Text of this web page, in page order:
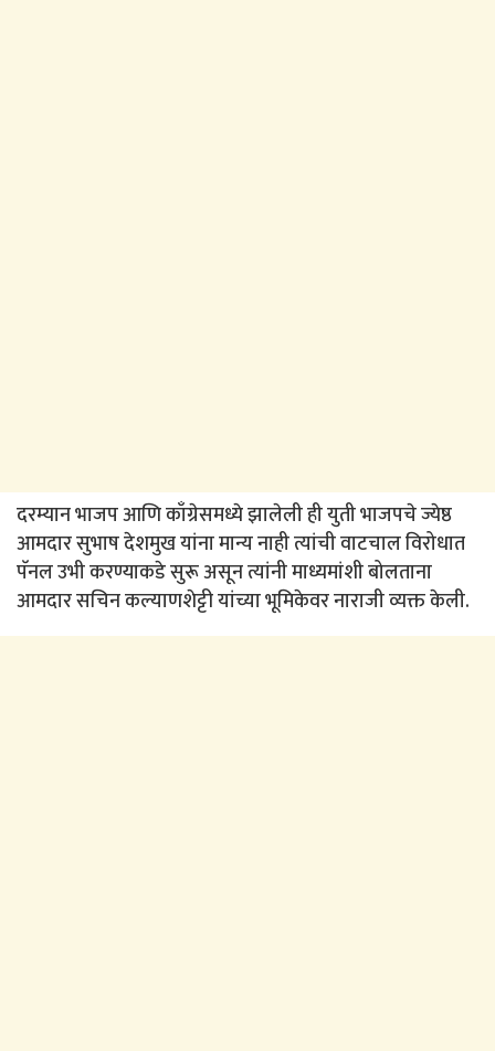
दरम्यान भाजप आणि काँग्रेसमध्ये झालेली ही युती भाजपचे ज्येष्ठ
आमदार सुभाष देशमुख यांना मान्य नाही त्यांची वाटचाल विरोधात
पॅनल उभी करण्याकडे सुरू असून त्यांनी माध्यमांशी बोलताना
आमदार सचिन कल्याणशेट्टी यांच्या भूमिकेवर नाराजी व्यक्त केली.